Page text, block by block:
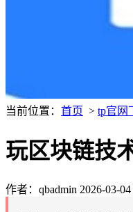
当前位置： 首页 > tp官网
玩区块链技
作者：qbadmin 2026-03-04